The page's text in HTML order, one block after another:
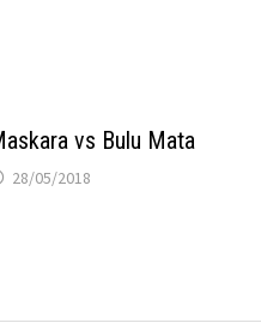
vs Bulu Mata
28/05/2018